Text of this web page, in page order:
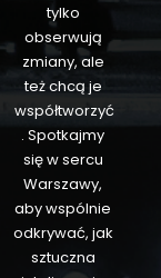
tylko
obserwują
zmiany, ale
też chcą je
współtworzyć
. Spotkajmy
się w sercu
Warszawy,
aby wspólnie
odkrywać, jak
sztuczna